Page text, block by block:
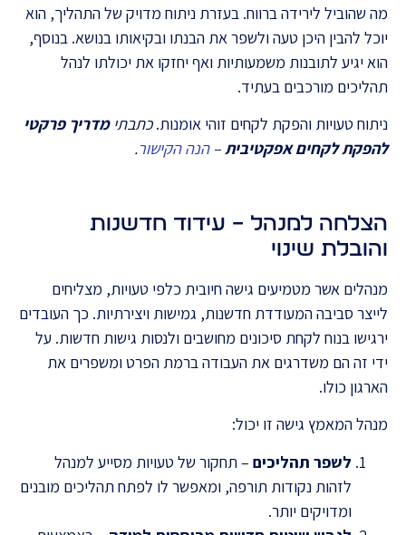
מה שהוביל לירידה ברווח. בעזרת ניתוח מדויק של התהליך, הוא
יוכל להבין היכן טעה ולשפר את הבנתו ובקיאותו בנושא. בנוסף,
הוא יגיע לתובנות משמעותיות ואף יחזקו את יכולתו לנהל
תהליכים מורכבים בעתיד.
ניתוח טעויות והפקת לקחים זוהי אומנות.כתבתימדריך פרקטי
להפקת לקחים אפקטיבית–הנה הקישור.
הצלחה למנהל – עידוד חדשנות
והובלת שינוי
מנהלים אשר מטמיעים גישה חיובית כלפי טעויות, מצליחים
לייצר סביבה המעודדת חדשנות, גמישות ויצירתיות. כך העובדים
ירגישו בנוח לקחת סיכונים מחושבים ולנסות גישות חדשות. על
ידי זה הם משדרגים את העבודה ברמת הפרט ומשפרים את
הארגון כולו.
מנהל המאמץ גישה זו יכול:
לשפר תהליכים – תחקור של טעויות מסייע למנהל
לזהות נקודות תורפה, ומאפשר לו לפתח תהליכים מובנים
ומדויקים יותר.